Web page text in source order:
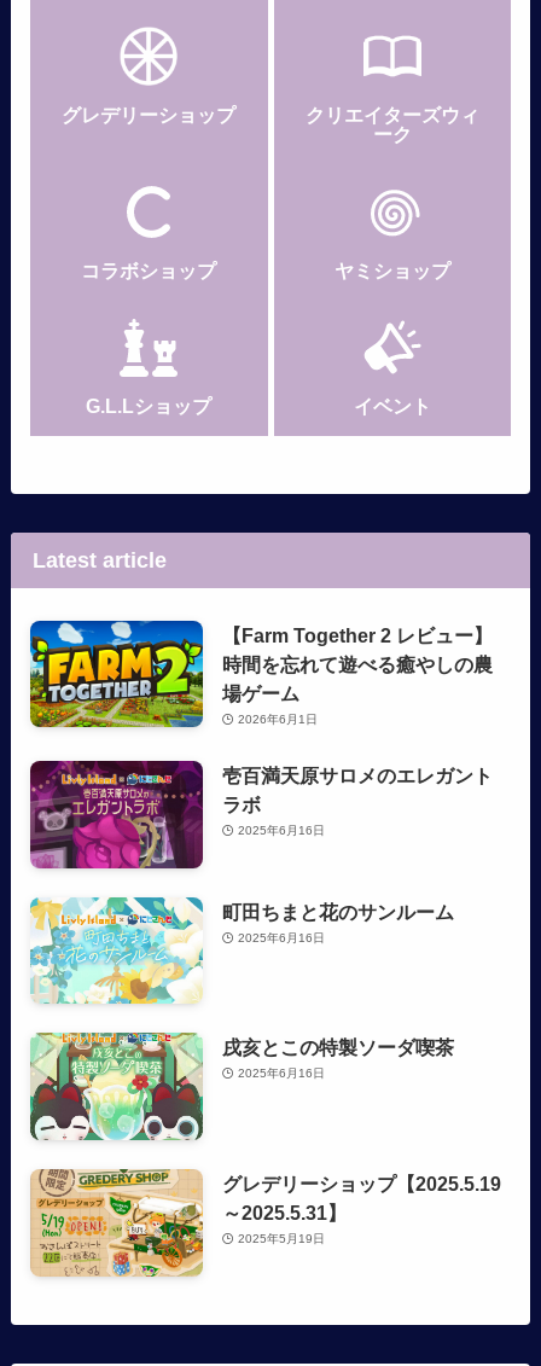
グレデリーショップ
クリエイターズウィ
ーク
コラボショップ ヤミショップ
G.L.Lショップ イベント
Latest article
【Farm Together 2 レビュー】
時間を忘れて遊べる癒やしの農
場ゲーム
2026年6月1日
壱百満天原サロメのエレガント
ラボ
2025年6月16日
町田ちまと花のサンルーム
2025年6月16日
戌亥とこの特製ソーダ喫茶
2025年6月16日
グレデリーショップ【2025.5.19
～2025.5.31】
2025年5月19日